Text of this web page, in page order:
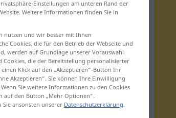
Einstellungen am unteren Rand der
Weitere Informationen finden Sie in
nutzen und wir besser mit Ihnen
Cookies, die für den Betrieb der Webseite und
werden auf Grundlage unserer Vorauswahl
die der Bereitstellung personalisierter
Klick auf den „Akzeptieren“-Button Ihr
Akzeptieren“. Sie können Ihre Einwilligung
Sie weitere Informationen zu den Cookies
auf den Button „Mehr Optionen“.
ansonsten unserer Datenschutzerklärung.